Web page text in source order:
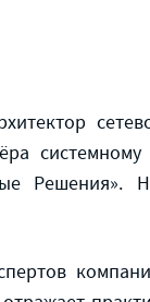
системному
Решения».